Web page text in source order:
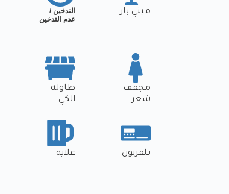
ميني بار
التدخين /
عدم التدخين
مجفف
شعر
طاولة
الكي
تلفزيون غلاية